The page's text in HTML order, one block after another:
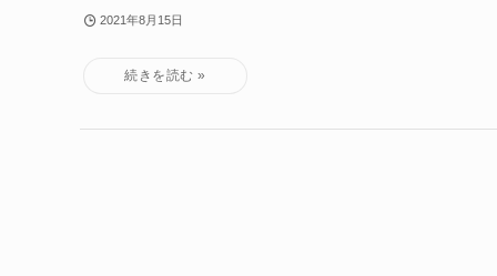
2021年8月15日